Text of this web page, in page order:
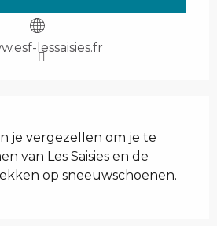
lessaisies.fr
je vergezellen om je te
van Les Saisies en de
op sneeuwschoenen.